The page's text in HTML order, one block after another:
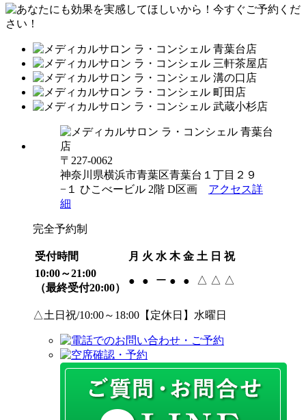
〒227-0062
神奈川県横浜市青葉区青葉台１丁目２９
−１ ひこべービル 2階 D区画 アクセス詳
細
完全予約制
受付時間 月 火 水 木 金 土 日 祝
10:00～21:00
（最終受付20:00）
● ● ー ● ● △ △ △
△土日祝/10:00～18:00【定休日】水曜日